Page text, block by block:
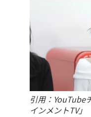
引用：YouTube
インメントTV」